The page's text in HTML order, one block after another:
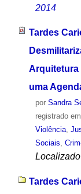
2014
Tardes
Arquitetura
uma
por Sandra
registrado
Violência,
Sociais,
Tardes